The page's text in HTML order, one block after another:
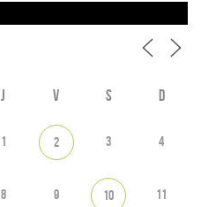
J V S D
1 2 3 4
8 9 10 11